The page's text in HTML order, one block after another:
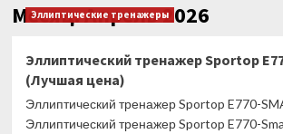
Месяц:Апрель 2026
Эллиптические тренажеры
Эллиптический тренажер Sportop
(Лучшая цена)
Эллиптический тренажер Sportop E770-
Эллиптический тренажер Sportop E770-